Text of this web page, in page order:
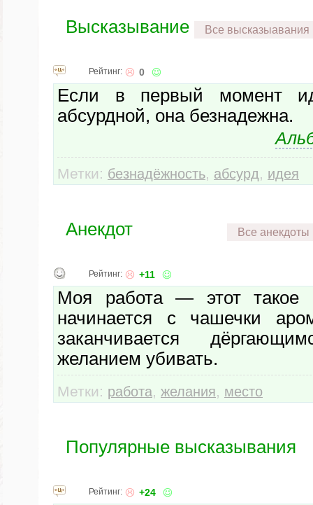
Высказывание Все высказыавания
Рейтинг: 0
Если в первый момент
абсурдной, она безнадежна.
Метки: безнадёжность, абсурд, идея
Анекдот Все анекдоты
Рейтинг: +11
Моя работа — этот такое
начинается с чашечки
заканчивается
желанием убивать.
Метки: работа, желания, место
Популярные высказывания
Рейтинг: +24